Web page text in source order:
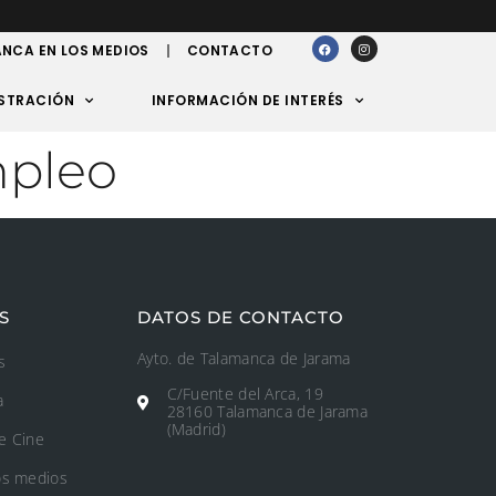
EN LOS MEDIOS CONTACTO
INFORMACIÓN DE INTERÉS
Cine
medios
DATOS DE CONTACTO
Ayto. de Talamanca de Jarama
C/Fuente del Arca, 19
28160 Talamanca de Jarama
(Madrid)